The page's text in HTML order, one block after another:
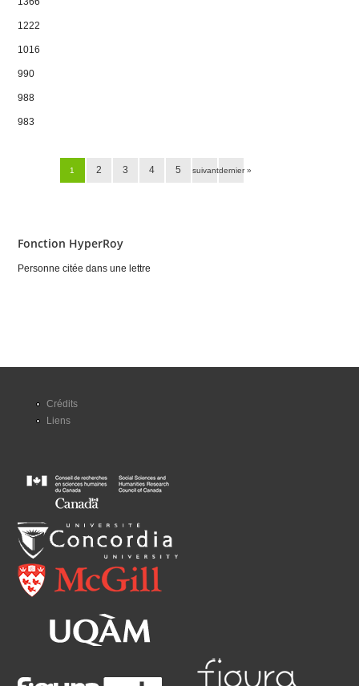
1222
1016
990
988
983
1 2 3 4 5 suivant ›dernier »
Fonction HyperRoy
Personne citée dans une lettre
Crédits
Liens